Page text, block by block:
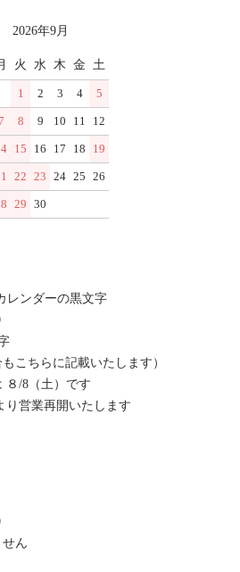
2026年9月
火 水 木 金 土
1 2 3 4 5
7 8 9 10 11 12
15 16 17 18 19
22 23 24 25 26
29 30
ンダーの黒文字
こちらに記載いたします）
/8（土）です
営業再開いたします
ん